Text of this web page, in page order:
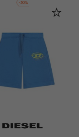
-30%